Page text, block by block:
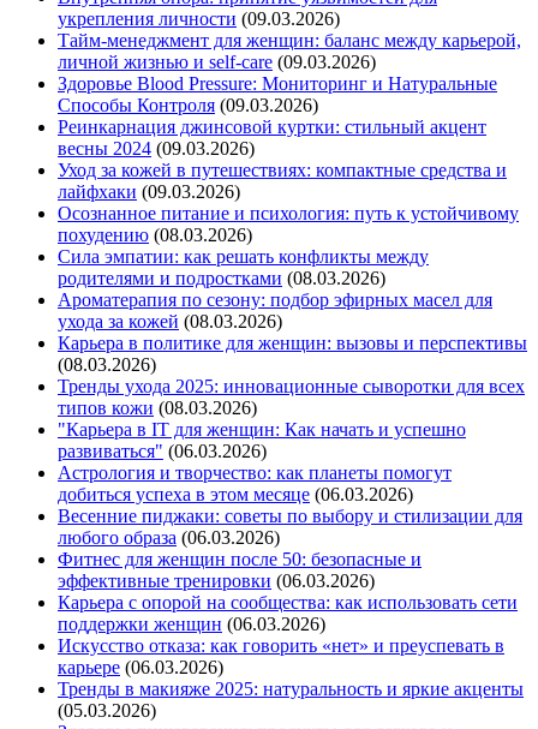
укрепления личности (09.03.2026)
Тайм-менеджмент для женщин: баланс между карьерой,
личной жизнью и self-care (09.03.2026)
Здоровье Blood Pressure: Мониторинг и Натуральные
Способы Контроля (09.03.2026)
Реинкарнация джинсовой куртки: стильный акцент
весны 2024 (09.03.2026)
Уход за кожей в путешествиях: компактные средства и
лайфхаки (09.03.2026)
Осознанное питание и психология: путь к устойчивому
похудению (08.03.2026)
Сила эмпатии: как решать конфликты между
родителями и подростками (08.03.2026)
Ароматерапия по сезону: подбор эфирных масел для
ухода за кожей (08.03.2026)
Карьера в политике для женщин: вызовы и перспективы
(08.03.2026)
Тренды ухода 2025: инновационные сыворотки для всех
типов кожи (08.03.2026)
"Карьера в IT для женщин: Как начать и успешно
развиваться" (06.03.2026)
Астрология и творчество: как планеты помогут
добиться успеха в этом месяце (06.03.2026)
Весенние пиджаки: советы по выбору и стилизации для
любого образа (06.03.2026)
Фитнес для женщин после 50: безопасные и
эффективные тренировки (06.03.2026)
Карьера с опорой на сообщества: как использовать сети
поддержки женщин (06.03.2026)
Искусство отказа: как говорить «нет» и преуспевать в
карьере (06.03.2026)
Тренды в макияже 2025: натуральность и яркие акценты
(05.03.2026)